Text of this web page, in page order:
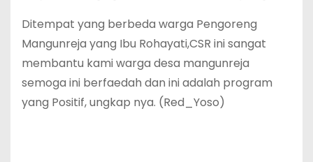
Ditempat yang berbeda warga Pengoreng
Mangunreja yang Ibu Rohayati,CSR ini sangat
membantu kami warga desa mangunreja
semoga ini berfaedah dan ini adalah program
yang Positif, ungkap nya. (Red_Yoso)